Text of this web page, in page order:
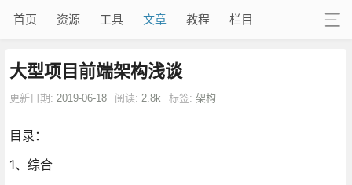
首页 资源 工具 文章 教程 栏目
大型项目前端架构浅谈
更新日期: 2019-06-18 阅读: 2.8k 标签: 架构
目录：
1、综合